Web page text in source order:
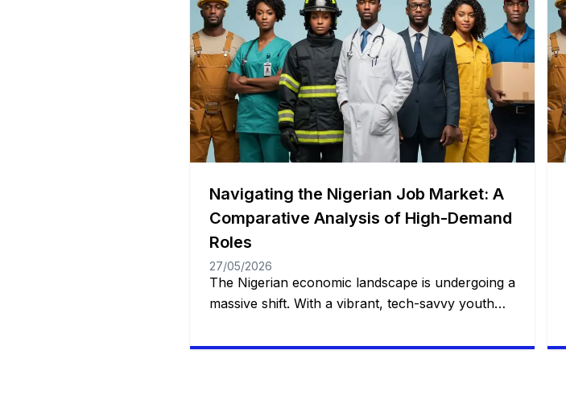
Navigating the Nigerian Job Market: A
Comparative Analysis of High-Demand
Roles
27/05/2026
The Nigerian economic landscape is undergoing a
massive shift. With a vibrant, tech-savvy youth
entrepreneurial spirit, traditional career paths are